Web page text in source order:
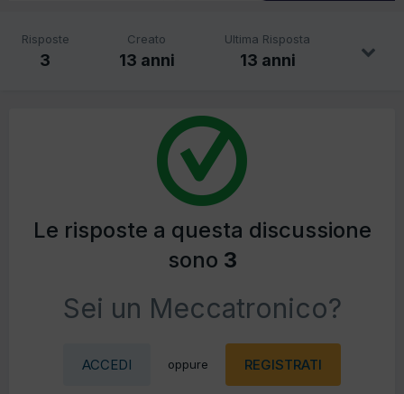
Risposte
3
Creato
13 anni
Ultima Risposta
13 anni
Le risposte a questa discussione
sono 3
Sei un Meccatronico?
ACCEDI oppure REGISTRATI